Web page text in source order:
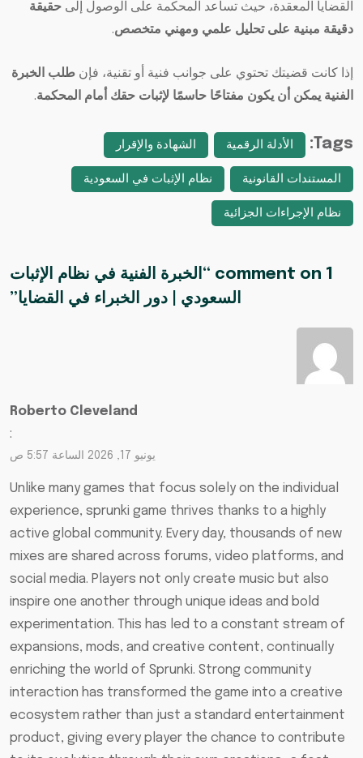
القضايا المعقدة، حيث تساعد المحكمة على الوصول إلى حقيقة
دقيقة مبنية على تحليل علمي ومهني متخصص.
إذا كانت قضيتك تحتوي على جوانب فنية أو تقنية، فإن طلب الخبرة
الفنية يمكن أن يكون مفتاحًا حاسمًا لإثبات حقك أمام المحكمة.
Tags: الأدلة الرقمية الشهادة والإقرار
المستندات القانونية نظام الإثبات في السعودية
نظام الإجراءات الجزائية
1 comment on “
الخبرة الفنية في نظام الإثبات
السعودي | دور الخبراء في القضايا”
Roberto Cleveland
:
يونيو 17, 2026 الساعة 5:57 ص
Unlike many games that focus solely on the individual
experience, sprunki game thrives thanks to a highly
active global community. Every day, thousands of new
mixes are shared across forums, video platforms, and
social media. Players not only create music but also
inspire one another through unique ideas and bold
experimentation. This has led to a constant stream of
expansions, mods, and creative content, continually
enriching the world of Sprunki. Strong community
interaction has transformed the game into a creative
ecosystem rather than just a standard entertainment
product, giving every player the chance to contribute